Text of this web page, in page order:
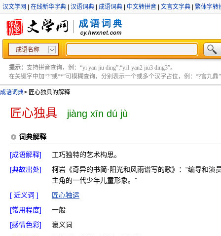
汉文学网 在线新华字典 汉语词典 成语词典 中文转拼音 文言文字典 繁体字转
成语名称
提示： 支持拼音查询，例：“yi yan jiu ding”;“yi1 yan2 jiu3 ding3”。
在关键字中加“?”或“*”可模糊查询，分别表示一个或多个汉字占位，例：“?言九鼎”
成语词典> 匠心独具的解释
匠心独具 jiàng xīn dú jù
词典解释
[成语解释]
工巧独特的艺术构思。
[典故出处]
柯岩《奇异的书简·阳光和风雨谱写的歌》：“编导和演
主角的一代少年儿童形象。”
[ 近义词 ]
匠心独运
[常用程度]
一般
[感情色彩]
褒义词